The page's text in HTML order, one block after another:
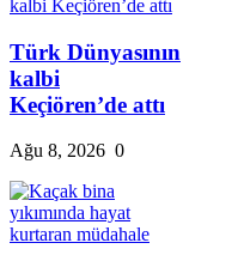
Türk Dünyasının
kalbi
Keçiören’de attı
Ağu 8, 2026 0